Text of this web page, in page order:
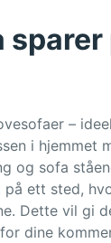
sparer
–
i hjemmet
og sofa
ett sted,
Dette vil gi
dine